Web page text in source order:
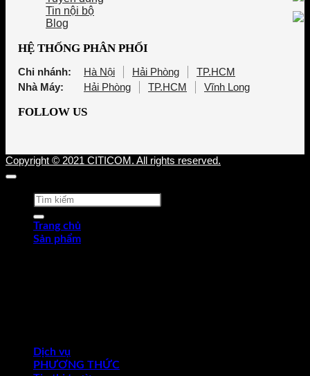
Tin nội bộ
Blog
HỆ THỐNG PHÂN PHỐI
Chi nhánh: Hà Nội Hải Phòng
TP.HCM
Nhà Máy:
Hải Phòng TP.HCM Vĩnh Long
FOLLOW US
Copyright © 2021 CITICOM. All rights reserved.
Tìm
kiếm:
Trang chủ
Sản phẩm
Dịch vụ
PHƯƠNG THỨC